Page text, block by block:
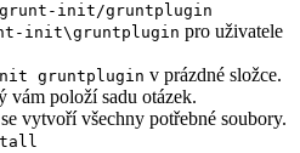
init/gruntplugin
init\gruntplugin pro uživatele
gruntplugin v prázdné složce.
vám položí sadu otázek.
vytvoří všechny potřebné soubory.